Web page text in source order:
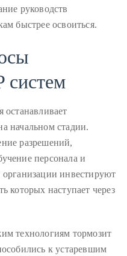
руководств
быстрее освоиться.
систем
останавливает
начальном стадии.
разрешений,
персонала и
инвестируют
которых наступает через
технологиям тормозит
к устаревшим